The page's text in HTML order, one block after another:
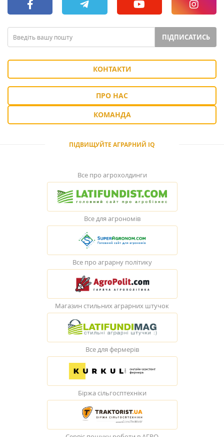
ПІДПИСАТИСЬ
КОНТАКТИ
ПРО НАС
КОМАНДА
ПІДВИЩУЙТЕ АГРАРНИЙ IQ
Все про агрохолдинги
Все для агрономів
Все про аграрну політику
Магазин стильних аграрних штучок
Все для фермерів
Біржа сільгосптехніки